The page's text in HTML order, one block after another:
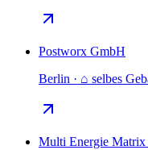
Postworx GmbH
Berlin · ⌂ selbes
Multi Energie